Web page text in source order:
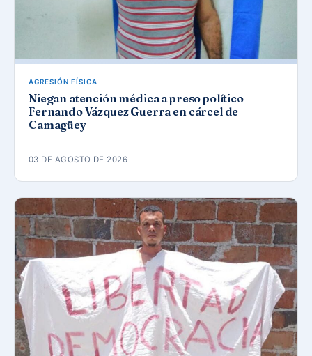
AGRESIÓN FÍSICA
Niegan atención médica a preso político
Fernando Vázquez Guerra en cárcel de
Camagüey
03 DE AGOSTO DE 2026